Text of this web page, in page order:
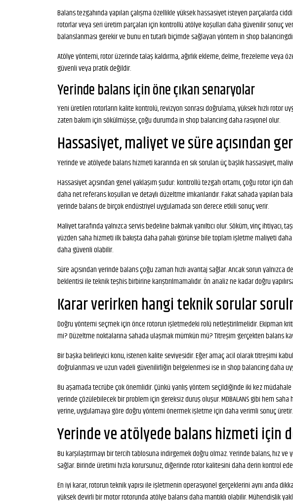
Balans tezgahında yapılan çalışma özellikle yüksek hassasiyet isteyen parçalarda
rotorlar veya seri üretim parçaları için kontrollü atölye koşulları daha güvenilir sonuç
balanslanması gerekir ve bunu en tutarlı biçimde sağlayan yöntem in shop
Atölye yöntemi, rotor üzerinde talaş kaldırma, ağırlık ekleme, delme, frezeleme veya
güvenli veya pratik değildir.
Yerinde balans için öne çıkan senaryolar
Yeni üretilen rotorların kalite kontrolü, revizyon sonrası doğrulama, yüksek hızlı rotor
zaten bakım için sökülmüşse, çoğu durumda in shop balancing daha rasyonel olur.
Hassasiyet, maliyet ve süre açısından
Yerinde ve atölyede balans hizmeti kararında en sık sorulan üç başlık hassasiyet,
Hassasiyet açısından genel yaklaşım şudur: kontrollü tezgah ortamı, çoğu rotor için
daha net referans koşulları ve detaylı düzeltme imkanlarıdır. Fakat sahada yapılan
yerinde balans de birçok endüstriyel uygulamada son derece etkili sonuç verir.
Maliyet tarafında yalnızca servis bedeline bakmak yanıltıcı olur. Söküm, vinç ihtiyacı,
yüzden saha hizmeti ilk bakışta daha pahalı görünse bile toplam işletme maliyeti
daha güvenli olabilir.
Süre açısından yerinde balans çoğu zaman hızlı avantaj sağlar. Ancak sorun
beklentisi ile teknik teşhis birbirine karıştırılmamalıdır. Ön analiz ne kadar doğru
Karar verirken hangi teknik sorular
Doğru yöntemi seçmek için önce rotorun işletmedeki rolü netleştirilmelidir. Ekipman
mi? Düzeltme noktalarına sahada ulaşmak mümkün mü? Titreşim gerçekten balans
Bir başka belirleyici konu, istenen kalite seviyesidir. Eğer amaç acil olarak titreşimi
doğrulanması ve uzun vadeli güvenilirliğin belgelenmesi ise in shop balancing daha
Bu aşamada tecrübe çok önemlidir. Çünkü yanlış yöntem seçildiğinde iki kez
yerinde çözülebilecek bir problem için gereksiz duruş oluşur. MDBALANS gibi hem
yerine, uygulamaya göre doğru yöntemi önermek işletme için daha verimli sonuç üretir.
Yerinde ve atölyede balans hizmeti için
Bu karşılaştırmayı bir tercih tablosuna indirgemek doğru olmaz. Yerinde balans, hız
sağlar. Birinde üretimi hızla korursunuz, diğerinde rotor kalitesini daha derin kontrol
En iyi karar, rotorun teknik yapısı ile işletmenin operasyonel gerçeklerini aynı anda
yüksek devirli bir motor rotorunda atölye balansı daha mantıklı olabilir. Mühendislik